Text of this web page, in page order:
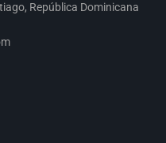
República Dominicana